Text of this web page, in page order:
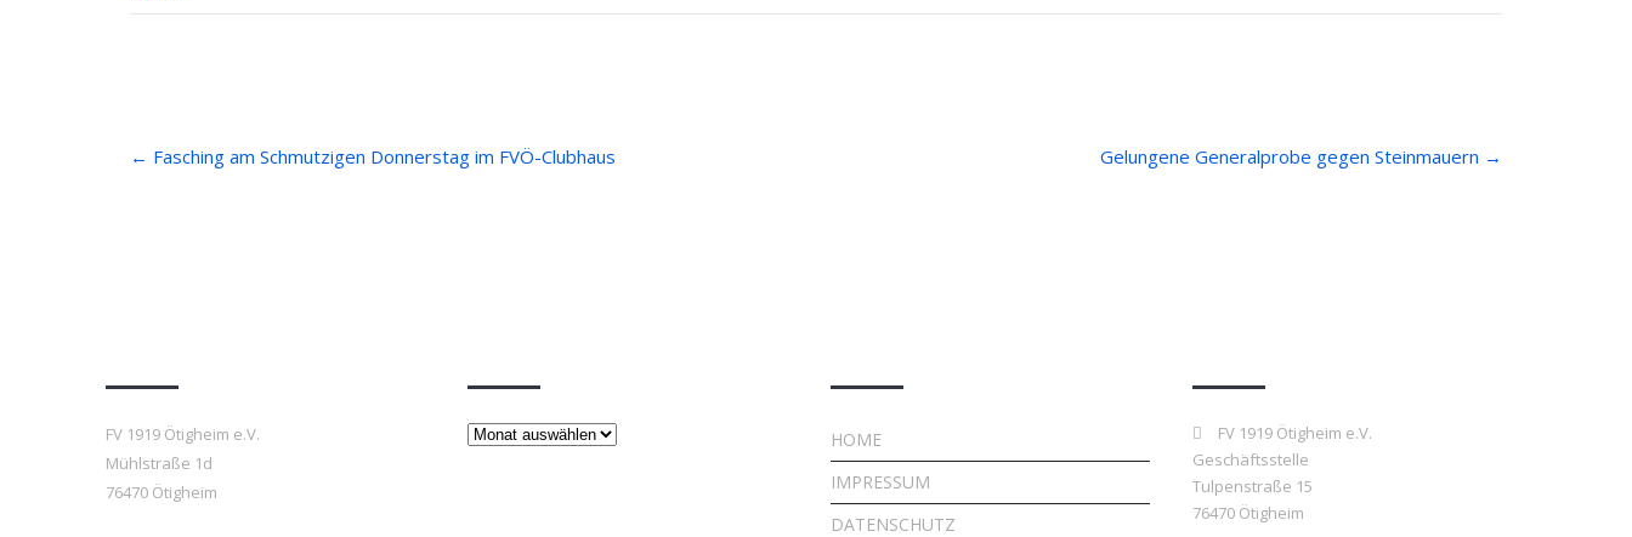
navigation
← Fasching am Schmutzigen Donnerstag im FVÖ-Clubhaus Gelungene Generalprobe gegen Steinmauern →
FV 1919 Ötigheim e.V.
Mühlstraße 1d
76470 Ötigheim
Beiträge
HOME
IMPRESSUM
DATENSCHUTZ
FV 1919 Ötigheim e.V.
Geschäftsstelle
Tulpenstraße 15
76470 Ötigheim